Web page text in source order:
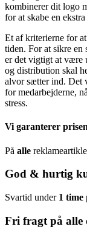
kombinerer dit logo
for at skabe en
Et af kriterierne for
tiden. For at sikre
er det vigtigt at være
og distribution skal
alvor sætter ind. Det
for medarbejderne,
stress.
Vi garanterer prisen
På alle
God & hurtig
Svartid under 1 time
Fri fragt på alle